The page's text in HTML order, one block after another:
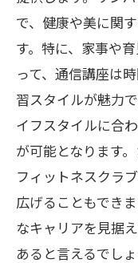
で、健康や美に関
す。特に、家事や
って、通信講座は
習スタイルが魅力
イフスタイルに合
が可能となります
フィットネスクラ
広げることもでき
なキャリアを見据
あると言えるでしょ